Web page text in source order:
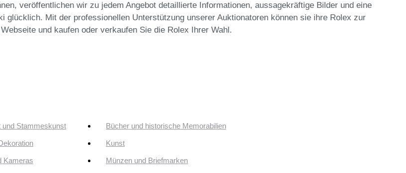
veröffentlichen wir zu jedem Angebot detaillierte Informationen, aussagekräftige Bilder und eine
glücklich. Mit der professionellen Unterstützung unserer Auktionatoren können sie ihre Rolex zur
und kaufen oder verkaufen Sie die Rolex Ihrer Wahl.
und Stammeskunst Bücher und historische Memorabilien
Kunst
Kameras Münzen und Briefmarken